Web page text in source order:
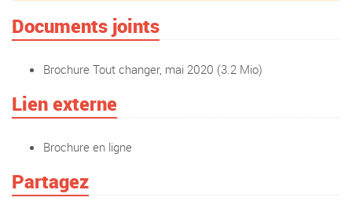
Documents joints
Brochure Tout changer, mai 2020 (3.2 Mio)
Lien externe
Brochure en ligne
Partagez